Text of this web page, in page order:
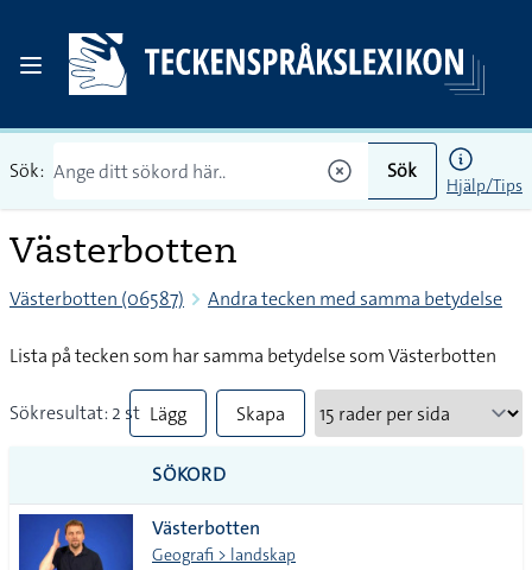
Sök: Sök
Hjälp/Tips
Västerbotten
Västerbotten (06587) Andra tecken med samma betydelse
Lista på tecken som har samma betydelse som Västerbotten
Sökresultat: 2 st Lägg
till
alla i
lista
Skapa
SÖKORD
Västerbotten
Geografi > landskap